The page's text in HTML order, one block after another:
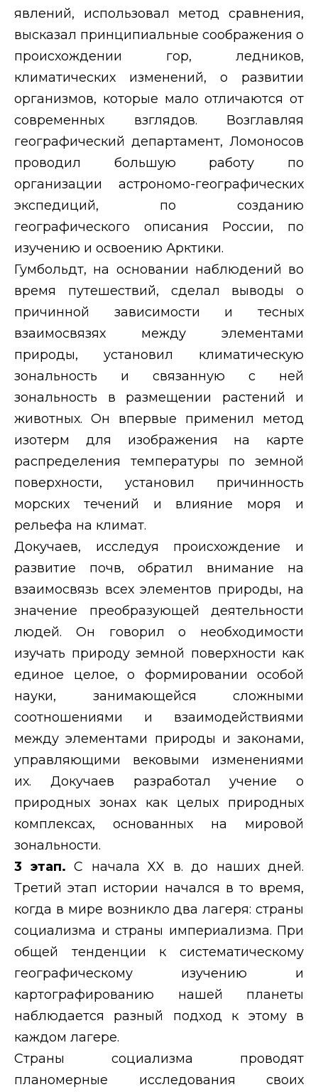
явлений, использовал метод сравнения,
высказал принципиальные соображения о
происхождении гор, ледников,
климатических изменений, о развитии
организмов, которые мало отличаются от
современных взглядов. Возглавляя
географический департамент, Ломоносов
проводил большую работу по
организации астрономо-географических
экспедиций, по созданию
географического описания России, по
изучению и освоению Арктики.
Гумбольдт, на основании наблюдений во
время путешествий, сделал выводы о
причинной зависимости и тесных
взаимосвязях между элементами
природы, установил климатическую
зональность и связанную с ней
зональность в размещении растений и
животных. Он впервые применил метод
изотерм для изображения на карте
распределения температуры по земной
поверхности, установил причинность
морских течений и влияние моря и
рельефа на климат.
Докучаев, исследуя происхождение и
развитие почв, обратил внимание на
взаимосвязь всех элементов природы, на
значение преобразующей деятельности
людей. Он говорил о необходимости
изучать природу земной поверхности как
единое целое, о формировании особой
науки, занимающейся сложными
соотношениями и взаимодействиями
между элементами природы и законами,
управляющими вековыми изменениями
их. Докучаев разработал учение о
природных зонах как целых природных
комплексах, основанных на мировой
зональности.
3 этап. С начала XX в. до наших дней.
Третий этап истории начался в то время,
когда в мире возникло два лагеря: страны
социализма и страны империализма. При
общей тенденции к систематическому
географическому изучению и
картографированию нашей планеты
наблюдается разный подход к этому в
каждом лагере.
Страны социализма проводят
планомерные исследования своих